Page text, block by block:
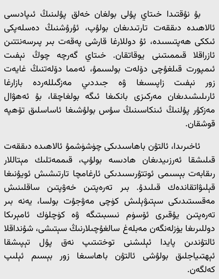
بۇ نۇقتىدا خىتاي پۇلى بولغان خەلق پۇلىنىڭ ئىپادىسى
ئالاھىدە دىققەت تارتىدىغان بولۇپ، ئۇرۇشنىڭ دەسلەپكى
ئىككى ھەپتىسىدە، ئۇ دوللارغا قارشى پەقەت بىر پىرسەنتتىن
ئازراقلا قىممىتىنى يوقاتقان. خىتاي گەرچە چوڭ نېفىت
ئىمپورت قىلغۇچى دۆلەت بولسىمۇ، ئەمما دۆلەتنىڭ غايەت
زور نېفىت زاپىسىغا ۋە جىددىي مەزگىللەردە بازارغا
ئارىلىشىدىغان مەركىزى بانكىغا ئىگە بولغاچقا، بۇ ئەھۋال
مەزكۇر پۇلنىڭ ئىنكاسىنىڭ سۇس بولۇشىغا ئاساسلىق تۆھپە
قوشقان.
ئاخىرىدا، ئالتۇن باھاسىدىكى چۈشۈشمۇ ئالاھىدە دىققەت
قىلىشقا ئەرزىيدىغان ھادىسە بولۇپ، قىممەتلىك مېتاللار
رىقابەت بېسىمى ئوتتۇرىسىدىكى ئارغامچا تارتىشىش ئويۇنىغا
قېلىۋاتقاندەك قىلىدۇ. بىر تەرەپتىن خەۋپتىن ساقلىنىش
مەقسىتىدىكى سېتىۋېلىش كۈچى مەۋجۇت بولسا، يەنە بىر
تەرەپتىن يۇقىرى ئۆسۈم نىسبىتىگە ۋە كۈچلۈك ئامېرىكا
دوللىرىغا يۈزلەنگەن مەبلەغ سالغۇچىلارنىڭ سېتىشى، شۇنداقلا
ئالتۇندىن پايدا ئېلىشنى توختىتىپ نەق پۇل تېپىشقا
ئېھتىياجلىق بولۇشى ئالتۇن باھاسىغا زور بېسىم ئېلىپ
كەلگەن.